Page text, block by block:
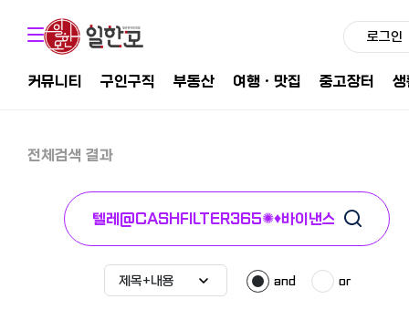
로그인
커뮤니티 구인구직 부동산 여행ㆍ맛집 중고장터
전체검색 결과
and or